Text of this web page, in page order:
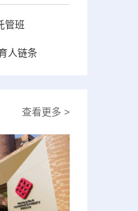
管班
人链条
查看更多 >